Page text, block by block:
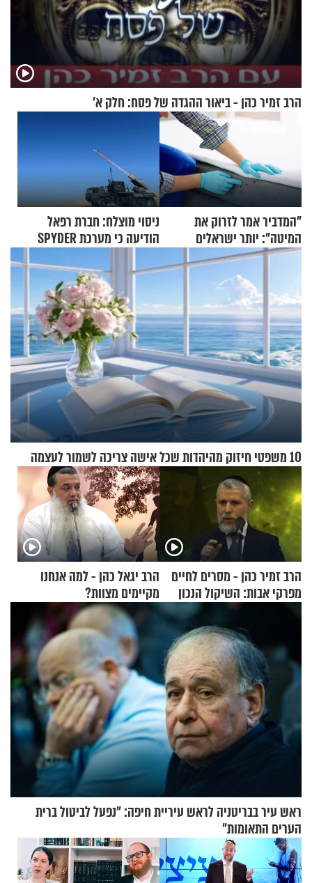
הרב זמיר כהן - ביאור ההגדה של פסח: חלק א’
"המדביר אמר לזרוק את
המיטה": יותר ישראלים
מדווחים על מכת פשפשי
ניסוי מוצלח: חברת רפאל
הודיעה כי מערכת SPYDER
10 משפטי חיזוק מהיהדות שכל אישה צריכה לשמור לעצמה
הרב זמיר כהן - מסרים לחיים
מפרקי אבות: השיקול הנכון
הרב יגאל כהן - למה אנחנו
מקיימים מצוות?
ראש עיר בבריטניה לראש עיריית חיפה: ״נפעל לביטול ברית
הערים התאומות״